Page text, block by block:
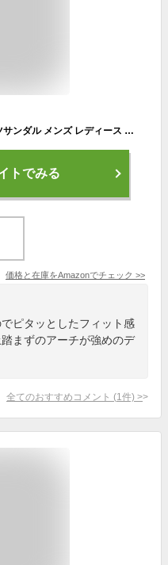
Bgersal リカバリーサンダル スポーツサンダル メンズ レディース リカバリーシューズ シャワーサンダル ビーチサンダル 衝撃吸収 疲労回復 ルームシューズ フットウェア 室内外履き シューズ フリップフロップ 24.0～29.5センチ
トでみる
価格と在庫をAmazonでチェック >>
ピタッとしたフィット感
まずのアーチが強めのデ
全てのおすすめコメント (1 件) >